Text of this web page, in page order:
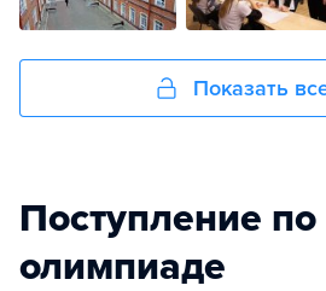
Показать
Поступление по
олимпиаде